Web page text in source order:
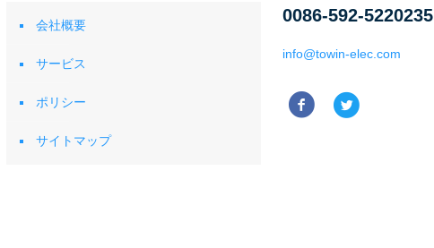
会社概要
サービス
ポリシー
サイトマップ
0086-592-5220235
info@towin-elec.com